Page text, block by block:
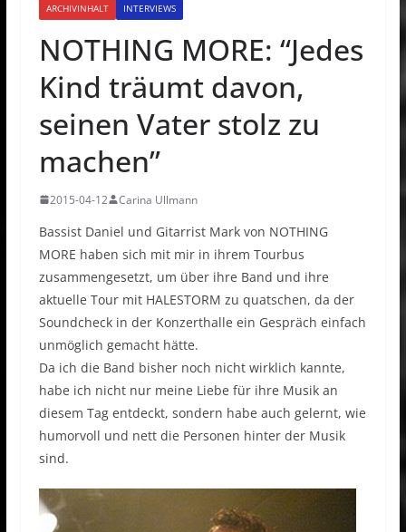
ARCHIVINHALT INTERVIEWS
NOTHING MORE: “Jedes
Kind träumt davon,
seinen Vater stolz zu
machen”
2015-04-12 Carina Ullmann
Bassist Daniel und Gitarrist Mark von NOTHING
MORE haben sich mit mir in ihrem Tourbus
zusammengesetzt, um über ihre Band und ihre
aktuelle Tour mit HALESTORM zu quatschen, da der
Soundcheck in der Konzerthalle ein Gespräch einfach
unmöglich gemacht hätte.
Da ich die Band bisher noch nicht wirklich kannte,
habe ich nicht nur meine Liebe für ihre Musik an
diesem Tag entdeckt, sondern habe auch gelernt, wie
humorvoll und nett die Personen hinter der Musik
sind.